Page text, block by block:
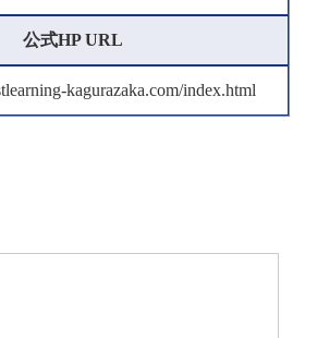
公式HP URL
kagurazaka.com/index.html